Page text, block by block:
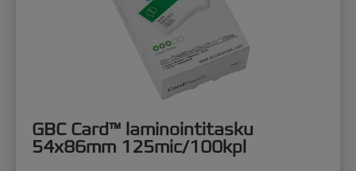
GBC Card™ laminointitasku
54x86mm 125mic/100kpl